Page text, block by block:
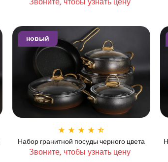
новый
Набор гранитной посуды черного цвета
Звоните, чтобы узнать цену